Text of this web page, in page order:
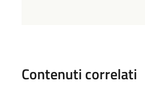
Contenuti correlati